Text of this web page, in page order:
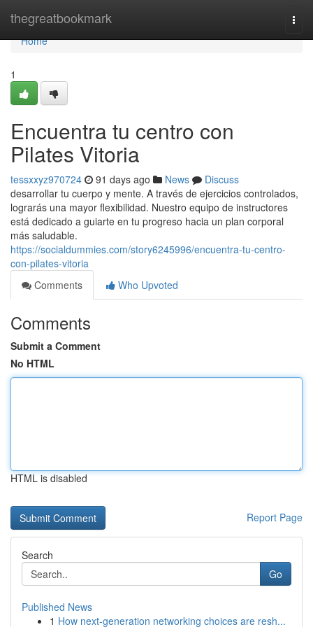
thegreatbookmark
Home
Home
1
Encuentra tu centro con
Pilates Vitoria
tessxxyz970724 91 days ago News
Discuss
desarrollar tu cuerpo y mente. A través de ejercicios controlados,
lograrás una mayor flexibilidad. Nuestro equipo de instructores
está dedicado a guiarte en tu progreso hacia un plan corporal
más saludable.
https://socialdummies.com/story6245996/encuentra-tu-centro-
con-pilates-vitoria
Comments
Who Upvoted
Comments
Submit a Comment
No HTML
HTML is disabled
Report Page
Search
Go
Published News
1 How next-generation networking choices are resh...